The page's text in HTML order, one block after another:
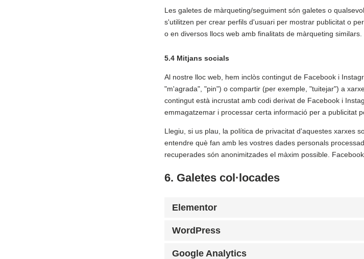
Les galetes de màrqueting/seguiment són galetes o
s'utilitzen per crear perfils d'usuari per mostrar publicitat o
o en diversos llocs web amb finalitats de màrqueting similars.
5.4 Mitjans socials
Al nostre lloc web, hem inclòs contingut de Facebook i
"m'agrada", "pin") o compartir (per exemple, "tuitejar") a
contingut està incrustat amb codi derivat de Facebook i
emmagatzemar i processar certa informació per a publicitat
Llegiu, si us plau, la política de privacitat d'aquestes xarxes
entendre què fan amb les vostres dades personals
recuperades són anonimitzades el màxim possible.
6. Galetes col·locades
Elementor
WordPress
Google Analytics